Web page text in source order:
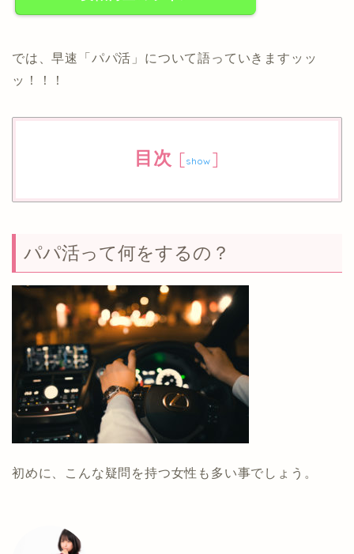
では、早速「パパ活」について語っていきますッッ
ッ！！！
目次 [show ]
パパ活って何をするの？
初めに、こんな疑問を持つ女性も多い事でしょう。